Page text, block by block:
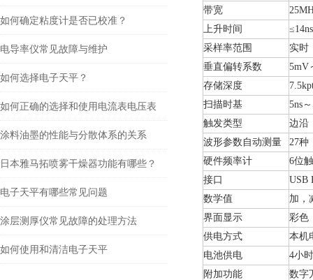
如何确定粘度计是否已校准？
电导率仪常见故障与维护
如何选择电子天平？
如何正确的选择和使用电流表电压表
涂料油墨的性能与分散体系的关系
日本雅马拓喷雾干燥器功能有哪些？
电子天平有哪些常见问题
涂层测厚仪常见故障的处理方法
如何使用和清洁电子天平
带宽
上升时间
≤14ns
采样率范围
实时
垂直偏转系数
5mV
存储深度
扫描时基
5ns
触发类型
边沿
波形参数自动测量
27种
硬件频率计
6位
接口
USB
数学值
加，
界面显示
彩色
供电方式
本机
电池供电
4小时
附加功能
数字